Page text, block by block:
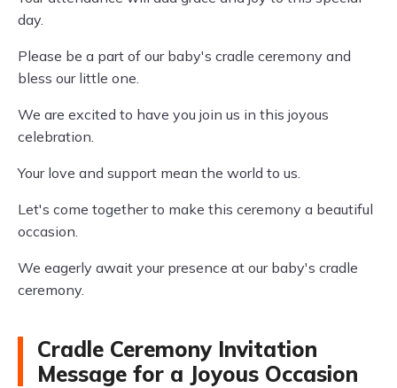
day.
Please be a part of our baby's cradle ceremony and
bless our little one.
We are excited to have you join us in this joyous
celebration.
Your love and support mean the world to us.
Let's come together to make this ceremony a beautiful
occasion.
We eagerly await your presence at our baby's cradle
ceremony.
Cradle Ceremony Invitation
Message for a Joyous Occasion